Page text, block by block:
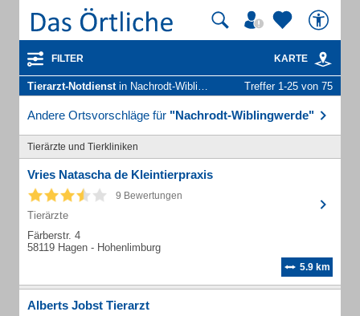
FILTER KARTE
Tierarzt-Notdienstin Nachrodt-Wiblingwerde Treffer 1-25 von 75
Andere Ortsvorschläge für "Nachrodt-Wiblingwerde"
Tierärzte und Tierkliniken
Vries Natascha de Kleintierpraxis
9 Bewertungen
Tierärzte
Färberstr. 4
58119 Hagen - Hohenlimburg
5.9 km
Alberts Jobst Tierarzt